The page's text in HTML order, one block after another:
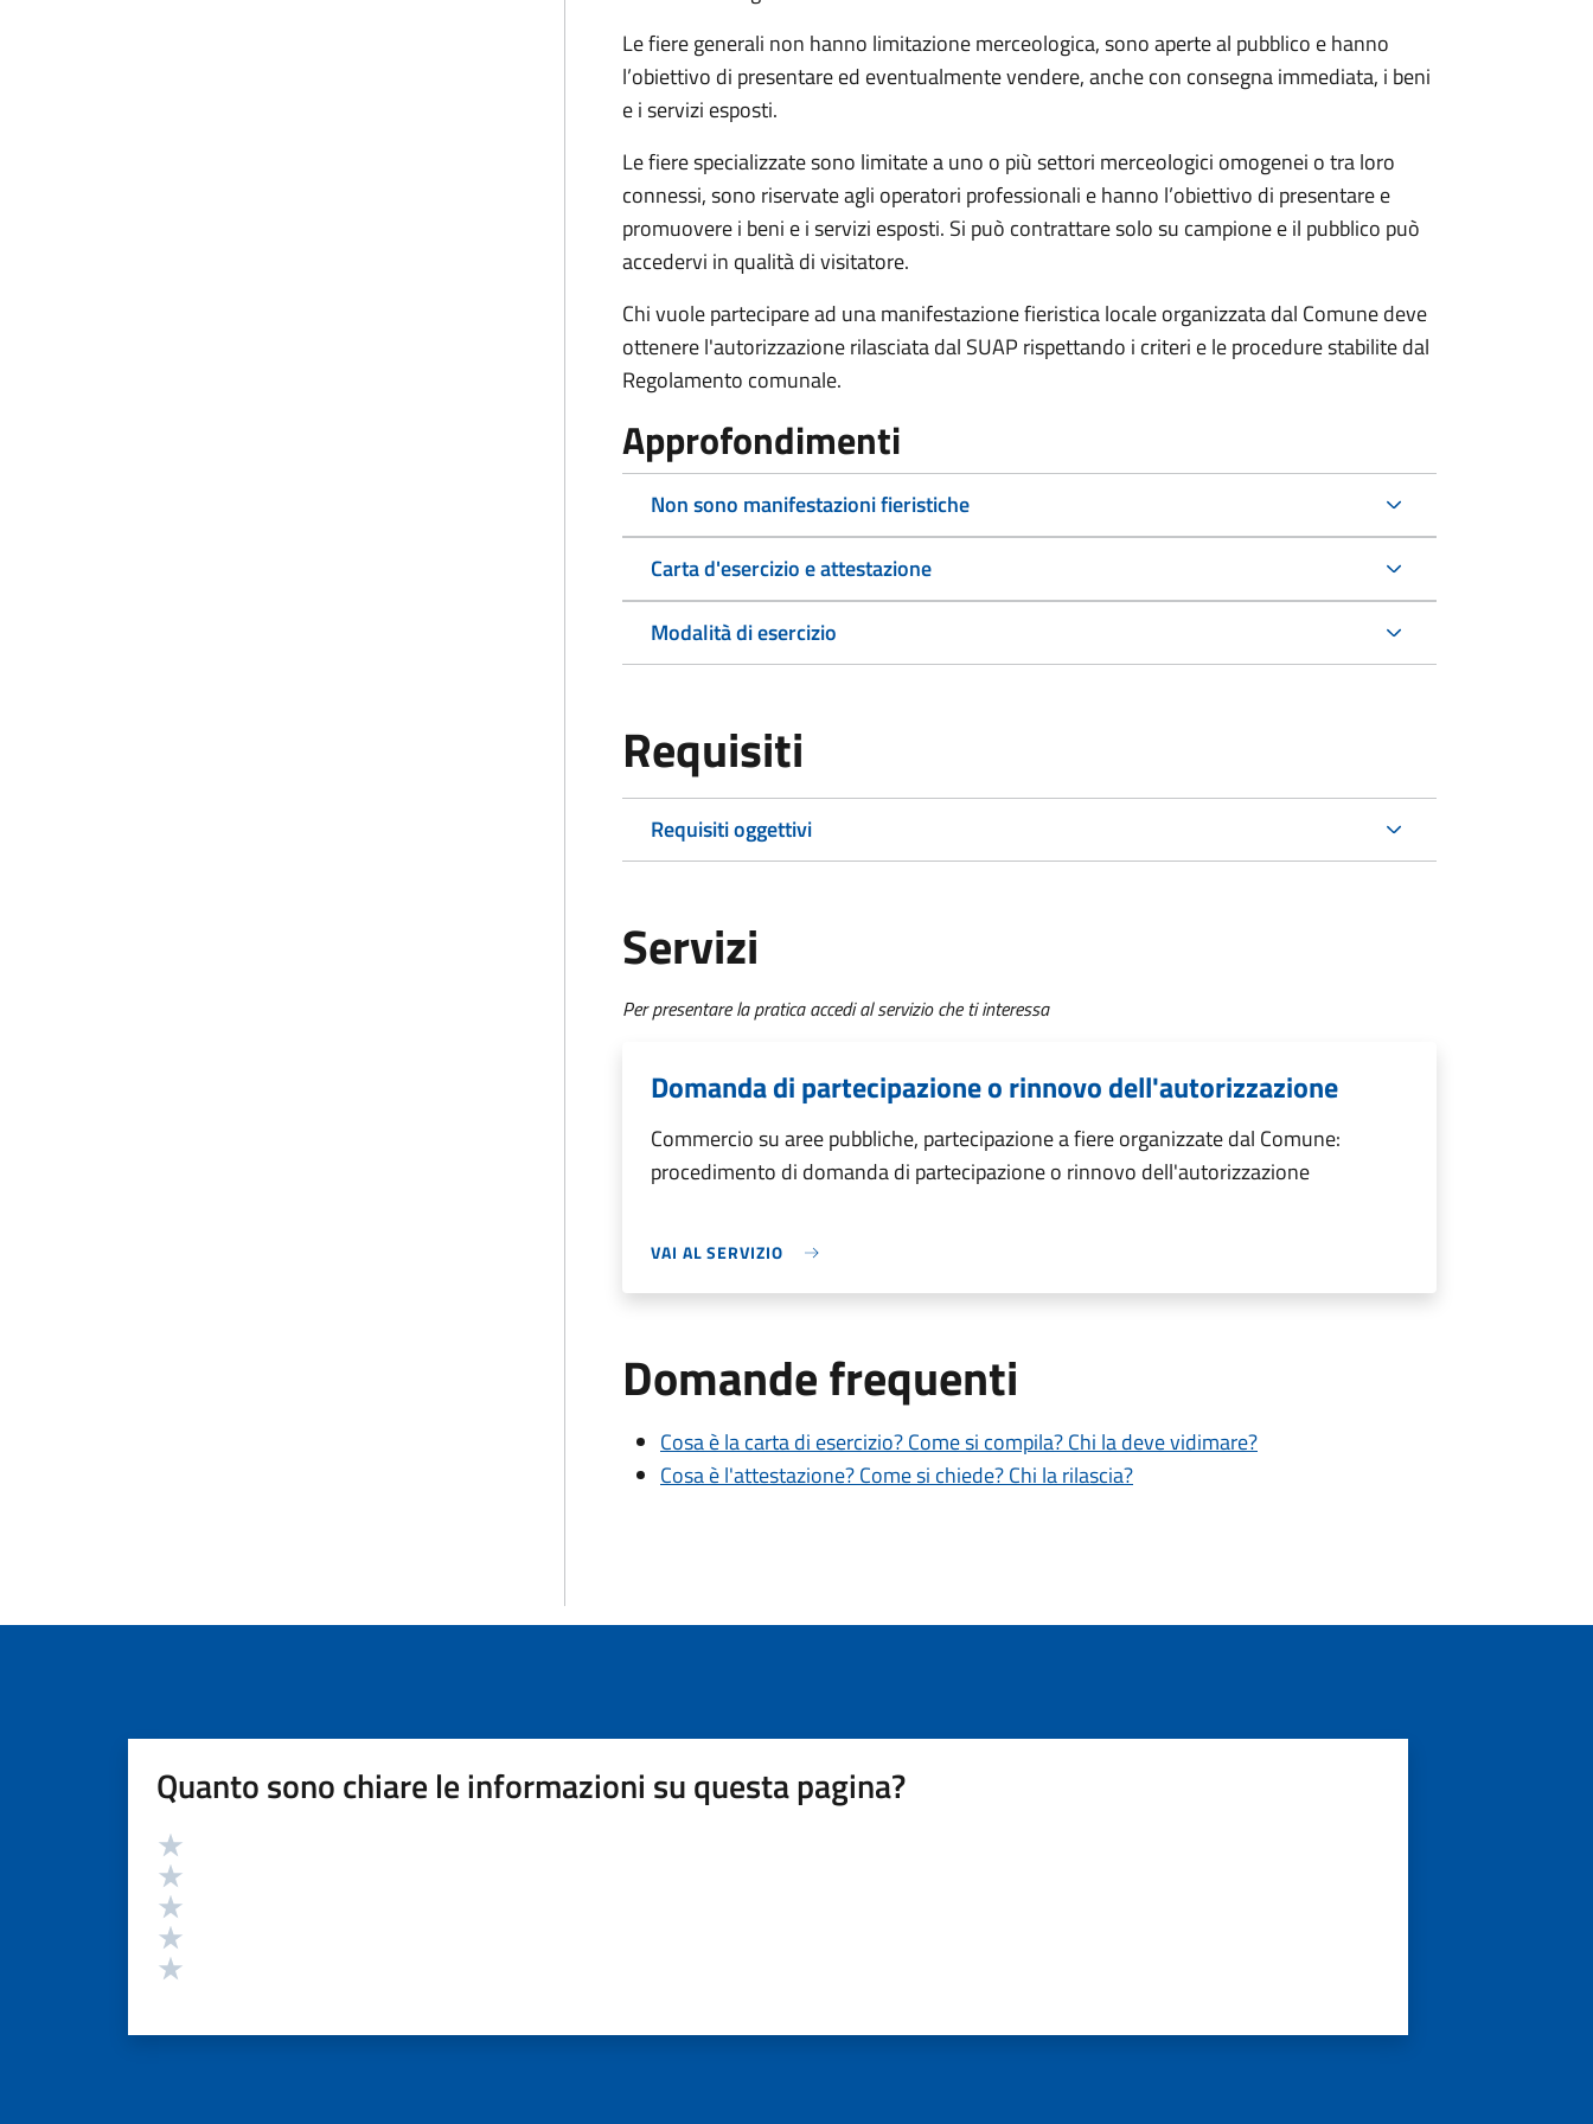
Le fiere generali non hanno limitazione merceologica, sono aperte al pubblico e hanno
l’obiettivo di presentare ed eventualmente vendere, anche con consegna immediata, i beni
e i servizi esposti.
Le fiere specializzate sono limitate a uno o più settori merceologici omogenei o tra loro
connessi, sono riservate agli operatori professionali e hanno l’obiettivo di presentare e
promuovere i beni e i servizi esposti. Si può contrattare solo su campione e il pubblico può
accedervi in qualità di visitatore.
Chi vuole partecipare ad una manifestazione fieristica locale organizzata dal Comune deve
ottenere l'autorizzazione rilasciata dal SUAP rispettando i criteri e le procedure stabilite dal
Regolamento comunale.
Approfondimenti
Non sono manifestazioni fieristiche
Carta d'esercizio e attestazione
Modalità di esercizio
Requisiti
Requisiti oggettivi
Servizi
Per presentare la pratica accedi al servizio che ti interessa
Domanda di partecipazione o rinnovo dell'autorizzazione
Commercio su aree pubbliche, partecipazione a fiere organizzate dal Comune:
procedimento di domanda di partecipazione o rinnovo dell'autorizzazione
VAI AL SERVIZIO
Domande frequenti
Cosa è la carta di esercizio? Come si compila? Chi la deve vidimare?
Cosa è l'attestazione? Come si chiede? Chi la rilascia?
Quanto sono chiare le informazioni su questa pagina?
Valutazione